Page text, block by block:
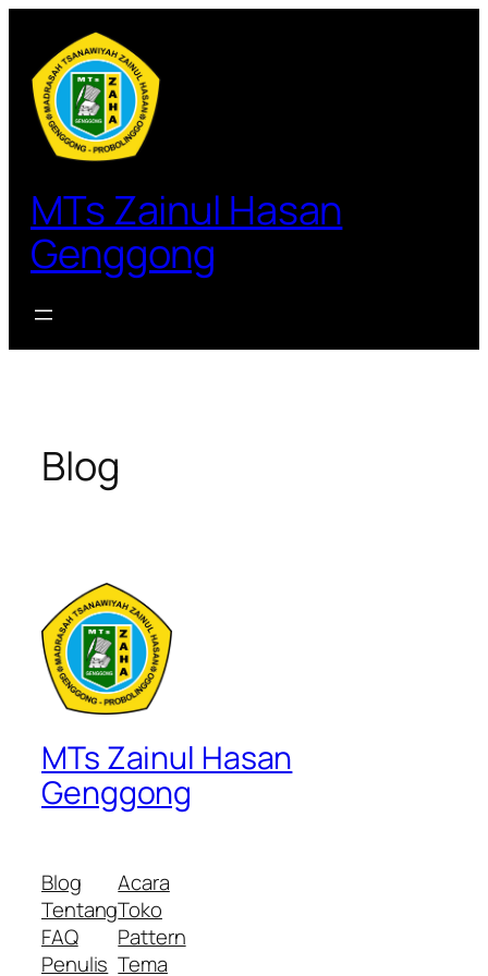
konten
MTs Zainul Hasan
Genggong
Blog
MTs Zainul Hasan
Genggong
Blog
Tentang
FAQ
Penulis
Acara
Toko
Pattern
Tema